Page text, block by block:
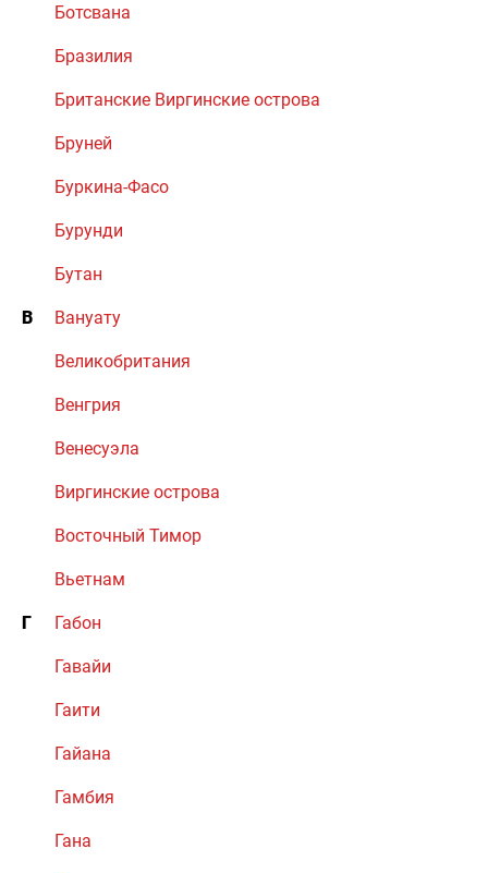
Ботсвана
Бразилия
Британские Виргинские острова
Бруней
Буркина-Фасо
Бурунди
Бутан
В Вануату
Великобритания
Венгрия
Венесуэла
Виргинские острова
Восточный Тимор
Вьетнам
Г Габон
Гавайи
Гаити
Гайана
Гамбия
Гана